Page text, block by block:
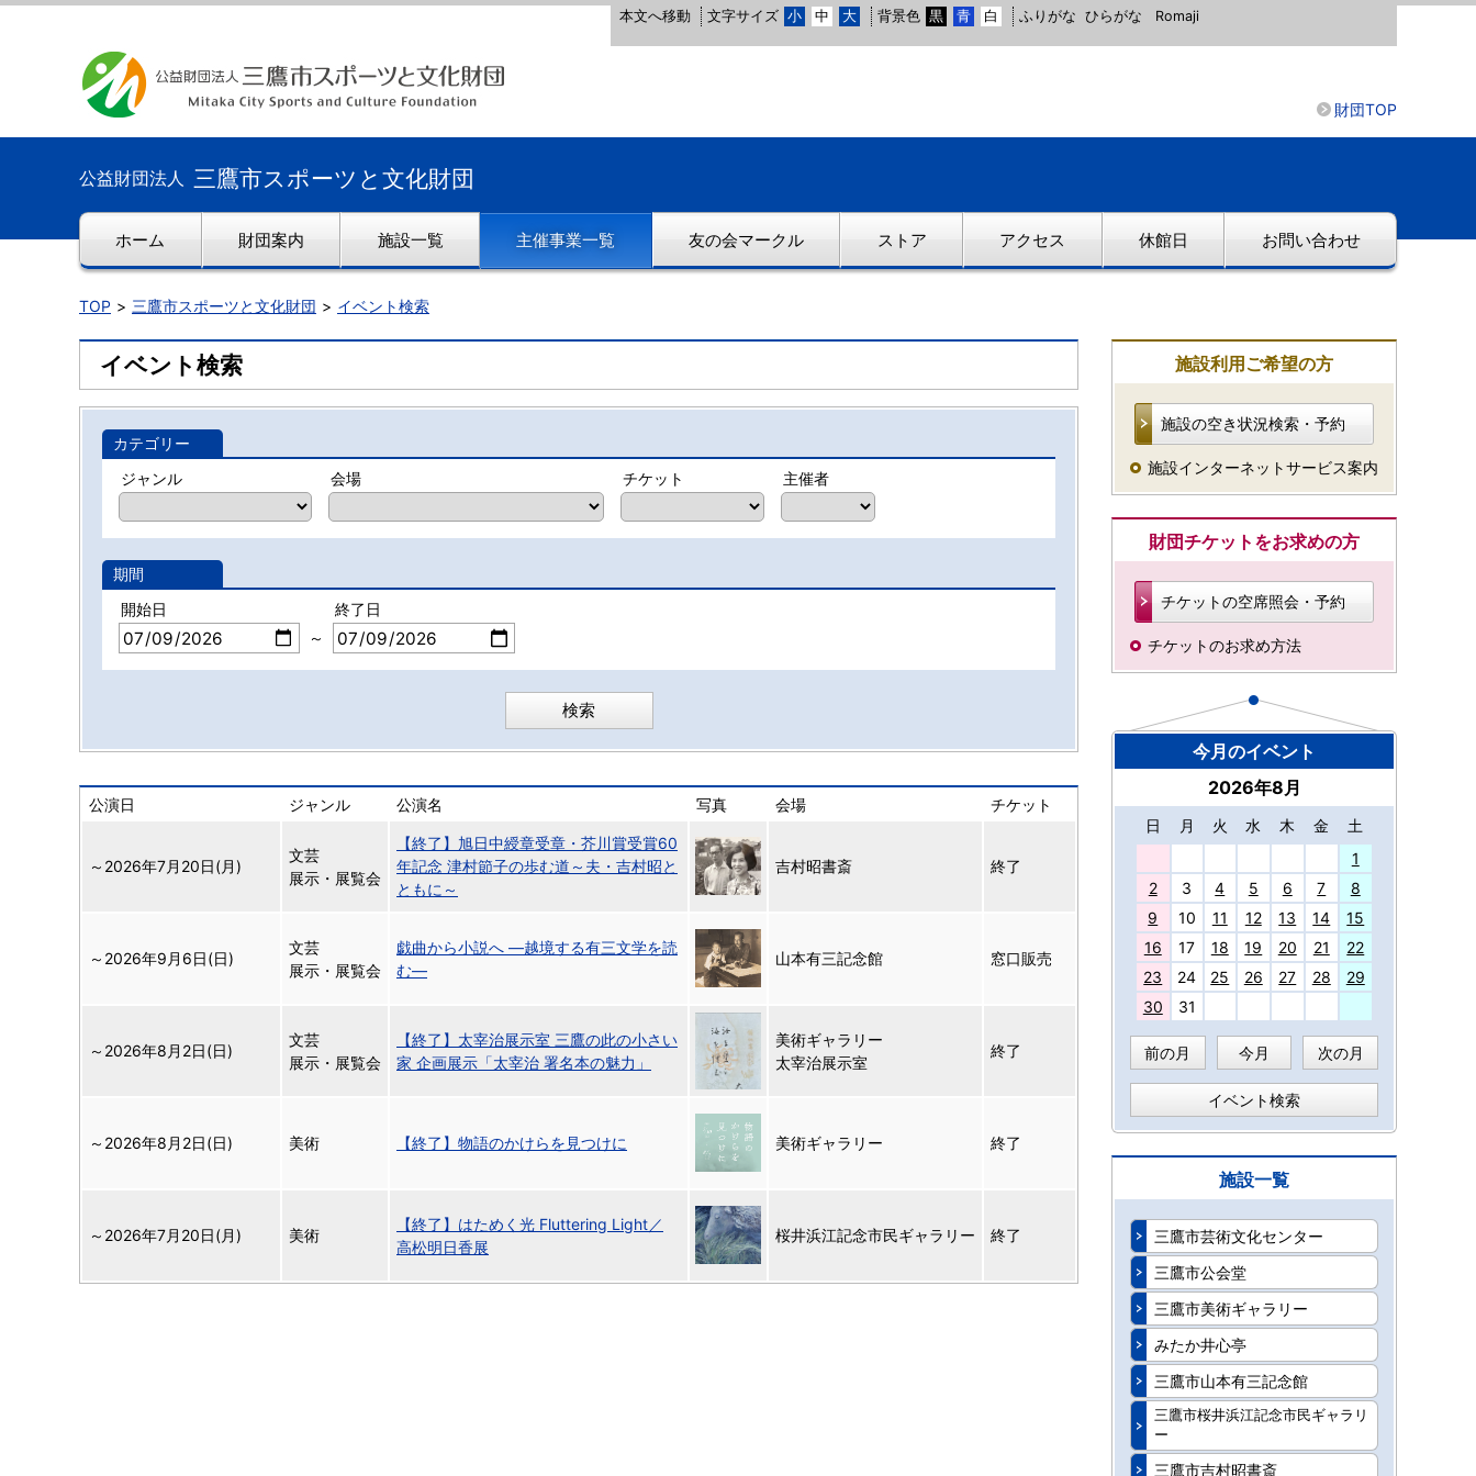
本文へ移動 文字サイズ 小 中 大 背景色 黒 青 白 ふりがな ひらがな Romaji
財団TOP
公益財団法人 三鷹市スポーツと文化財団
ホーム 財団案内 施設一覧 主催事業一覧 友の会マークル ストア アクセス 休館日 お問い合わせ
TOP 三鷹市スポーツと文化財団 イベント検索
イベント検索
カテゴリー
ジャンル
会場 チケット 主催者
期間
開始日
～
終了日
公演日 ジャンル 公演名 写真 会場 チケット
～ 2026年7月20日(月)
文芸
展示・展覧会
【終了】旭日中綬章受章・芥川賞受賞60
年記念 津村節子の歩む道～夫・吉村昭と
ともに～
吉村昭書斎 終了
～ 2026年9月6日(日)
文芸
展示・展覧会
戯曲から小説へ ―越境する有三文学を読
む―
山本有三記念館 窓口販売
～ 2026年8月2日(日)
文芸
展示・展覧会
【終了】太宰治展示室 三鷹の此の小さい
家 企画展示「太宰治 署名本の魅力」
美術ギャラリー
太宰治展示室
終了
～ 2026年8月2日(日) 美術 【終了】物語のかけらを見つけに 美術ギャラリー 終了
～ 2026年7月20日(月) 美術
【終了】はためく光 Fluttering Light／
高松明日香展
桜井浜江記念市民ギャラリー 終了
施設利用ご希望の方
施設の空き状況検索・予約
施設インターネットサービス案内
財団チケットをお求めの方
チケットの空席照会・予約
チケットのお求め方法
今月のイベント
2026年8月
日 月 火 水 木 金
土
1
2
3 4 5 6 7
8
9
10 11 12 13 14
15
16
17 18 19 20 21
22
23
24 25 26 27 28
29
30
31
前の月 今月 次の月
イベント検索
施設一覧
三鷹市芸術文化センター
三鷹市公会堂
三鷹市美術ギャラリー
みたか井心亭
三鷹市山本有三記念館
三鷹市桜井浜江記念市民ギャラリ
ー
三鷹市吉村昭書斎